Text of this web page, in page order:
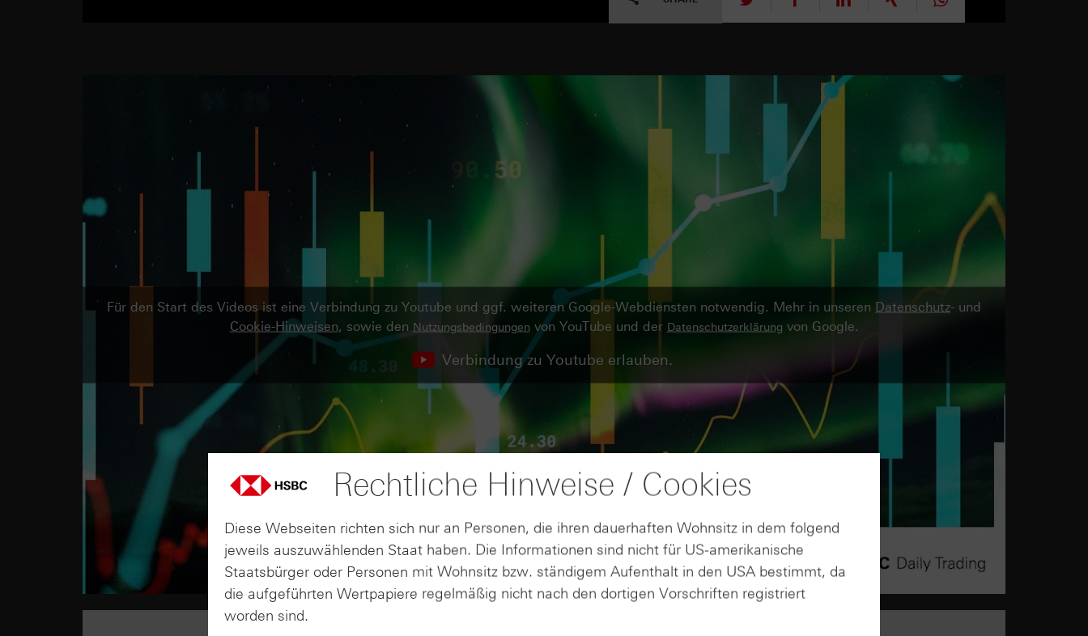
Für den Start des Videos ist eine Verbindung zu Youtube und ggf. weiteren Google-Webdiensten notwendig. Mehr in unseren Datenschutz- und
Cookie-Hinweisen, sowie den Nutzungsbedingungen von YouTube und der Datenschutzerklärungvon Google.
Verbindung zu Youtube erlauben.
Rechtliche Hinweise / Cookies
Diese Webseiten richten sich nur an Personen, die ihren dauerhaften Wohnsitz in dem folgend
jeweils auszuwählenden Staat haben. Die Informationen sind nicht für US-amerikanische
Staatsbürger oder Personen mit Wohnsitz bzw. ständigem Aufenthalt in den USA bestimmt, da
die aufgeführten Wertpapiere regelmäßig nicht nach den dortigen Vorschriften registriert
worden sind.